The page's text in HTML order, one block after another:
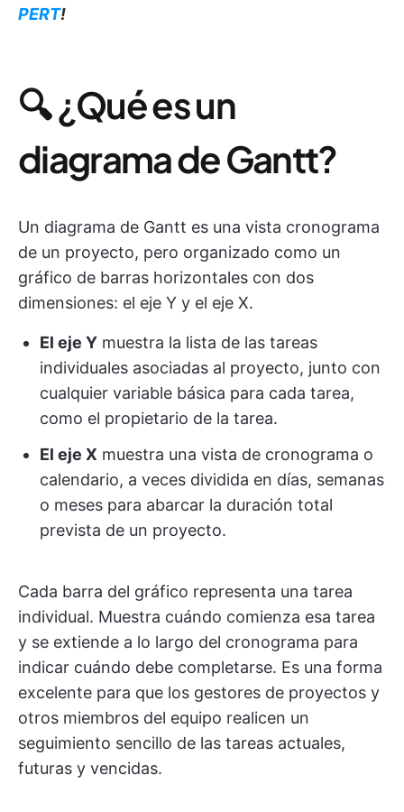
PERT!
🔍 ¿Qué es un
diagrama de Gantt?
Un diagrama de Gantt es una vista cronograma
de un proyecto, pero organizado como un
gráfico de barras horizontales con dos
dimensiones: el eje Y y el eje X.
El eje Y muestra la lista de las tareas
individuales asociadas al proyecto, junto con
cualquier variable básica para cada tarea,
como el propietario de la tarea.
El eje X muestra una vista de cronograma o
calendario, a veces dividida en días, semanas
o meses para abarcar la duración total
prevista de un proyecto.
Cada barra del gráfico representa una tarea
individual. Muestra cuándo comienza esa tarea
y se extiende a lo largo del cronograma para
indicar cuándo debe completarse. Es una forma
excelente para que los gestores de proyectos y
otros miembros del equipo realicen un
seguimiento sencillo de las tareas actuales,
futuras y vencidas.